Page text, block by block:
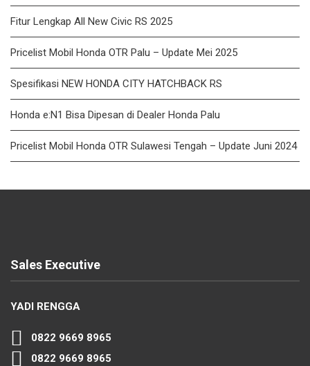
Fitur Lengkap All New Civic RS 2025
Pricelist Mobil Honda OTR Palu – Update Mei 2025
Spesifikasi NEW HONDA CITY HATCHBACK RS
Honda e:N1 Bisa Dipesan di Dealer Honda Palu
Pricelist Mobil Honda OTR Sulawesi Tengah – Update Juni 2024
Sales Executive
YADI RENGGA
0822 9669 8965
0822 9669 8965